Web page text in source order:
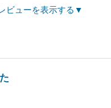
ビューを表示する